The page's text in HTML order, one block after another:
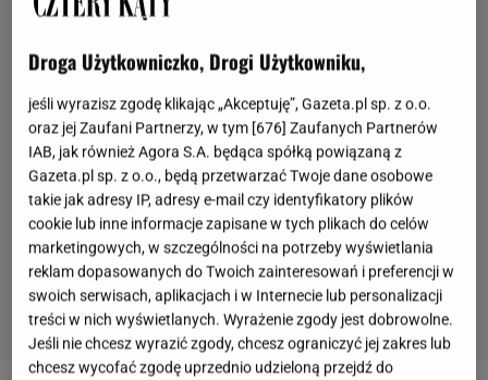
Droga Użytkowniczko, Drogi Użytkowniku,
jeśli wyrazisz zgodę klikając „Akceptuję”, Gazeta.pl sp. z o.o.
oraz jej Zaufani Partnerzy, w tym [676] Zaufanych Partnerów
IAB, jak również Agora S.A. będąca spółką powiązaną z
Gazeta.pl sp. z o.o., będą przetwarzać Twoje dane osobowe
takie jak adresy IP, adresy e-mail czy identyfikatory plików
cookie lub inne informacje zapisane w tych plikach do celów
marketingowych, w szczególności na potrzeby wyświetlania
reklam dopasowanych do Twoich zainteresowań i preferencji w
swoich serwisach, aplikacjach i w Internecie lub personalizacji
treści w nich wyświetlanych. Wyrażenie zgody jest dobrowolne.
Jeśli nie chcesz wyrazić zgody, chcesz ograniczyć jej zakres lub
chcesz wycofać zgodę uprzednio udzieloną przejdź do